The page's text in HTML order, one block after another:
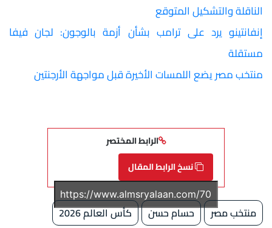
الناقلة والتشكيل المتوقع
إنفانتينو يرد على ترامب بشأن أزمة بالوجون: لجان فيفا
مستقلة
منتخب مصر يضع اللمسات الأخيرة قبل مواجهة الأرجنتين
الرابط المختصر
نسخ الرابط المقال
منتخب مصر حسام حسن
كأس العالم 2026